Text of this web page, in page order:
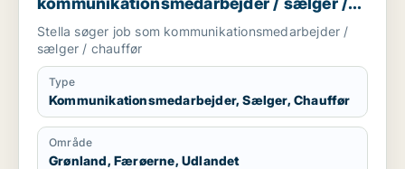
chauffør
Stella søger job som kommunikationsmedarbejder /
sælger / chauffør
Type
Kommunikationsmedarbejder, Sælger, Chauffør
Område
Grønland, Færøerne, Udlandet